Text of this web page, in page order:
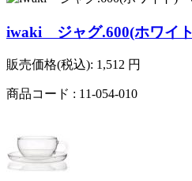
iwaki ジャグ.600(ホワ
販売価格(税込): 1,512 円
商品コード : 11-054-010